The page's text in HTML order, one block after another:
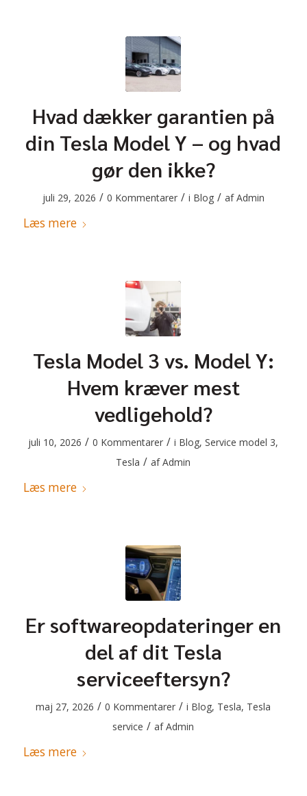
Hvad dækker garantien på
din Tesla Model Y – og hvad
gør den ikke?
juli 29, 2026 / 0 Kommentarer / i Blog / afAdmin
Læs mere
Tesla Model 3 vs. Model Y:
Hvem kræver mest
vedligehold?
juli 10, 2026 / 0 Kommentarer / i Blog,Service model 3,
Tesla / afAdmin
Læs mere
Er softwareopdateringer en
del af dit Tesla
serviceeftersyn?
maj 27, 2026 / 0 Kommentarer / i Blog, Tesla, Tesla
service / afAdmin
Læs mere